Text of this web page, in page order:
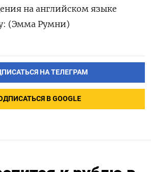
на английском языке
(Эмма Румни)
НА ТЕЛЕГРАМ
В GOOGLE